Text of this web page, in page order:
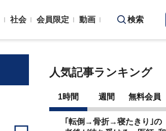
社会 会員限定 動画 検索
人気記事ランキング
1時間 週間 無料会員
｢転倒→骨折→寝たきり｣の